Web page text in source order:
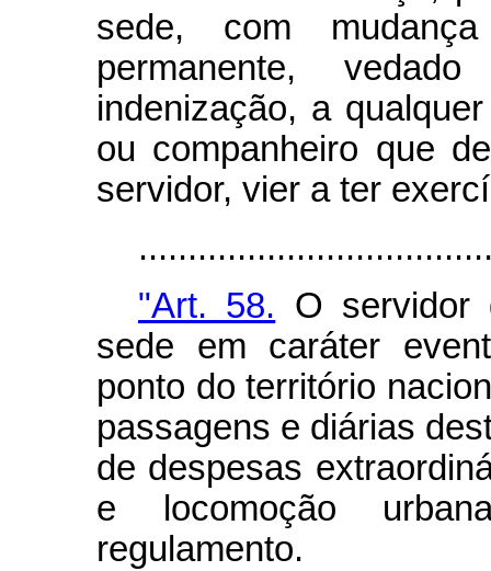
sede, com
permanente,
indenização, a
ou companheiro que
servidor, vier a ter
"Art. 58. O servidor
sede em caráter
ponto do território
passagens e diárias
de despesas
e locomoção
regulamento.